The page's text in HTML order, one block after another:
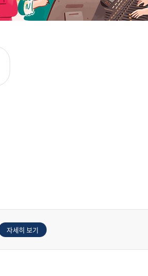
자세히 보기